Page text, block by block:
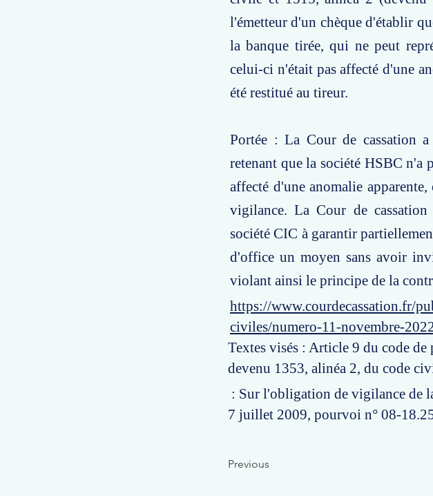
l'émetteur d'un chèque d'établir
la banque tirée, qui ne peut
celui-ci n'était pas affecté d'une
été restitué au tireur.
Portée : La Cour de cassation
retenant que la société HSBC n'a
affecté d'une anomalie
vigilance. La Cour de
société CIC à garantir
d'office un moyen sans avoir
violant ainsi le principe de la
https://www.courdecassation.fr/
civiles/numero-11-novembre-
Textes visés : Article 9 du code
devenu 1353, alinéa 2, du code
: Sur l'obligation de vigilance de
7 juillet 2009, pourvoi n° 08-
Previous